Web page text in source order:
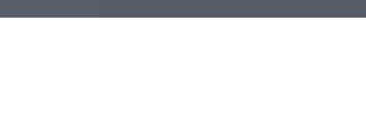
P.IVA. 03199620794, Via del mare 6/G,
Iscrizione tribunale di Lamezia Terme 5/